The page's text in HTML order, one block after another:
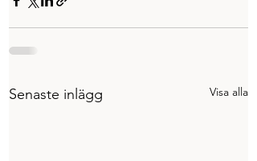
Senaste inlägg Visa alla